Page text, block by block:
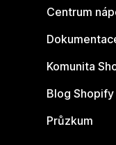
Centrum
Komunita
Blog Shopify
Průzkum